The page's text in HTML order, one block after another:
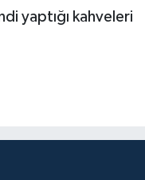
yaptığı kahveleri